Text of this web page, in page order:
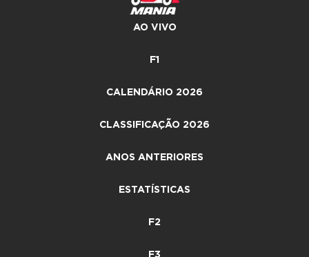
AO VIVO
F1
CALENDÁRIO 2026
CLASSIFICAÇÃO 2026
ANOS ANTERIORES
ESTATÍSTICAS
F2
F3